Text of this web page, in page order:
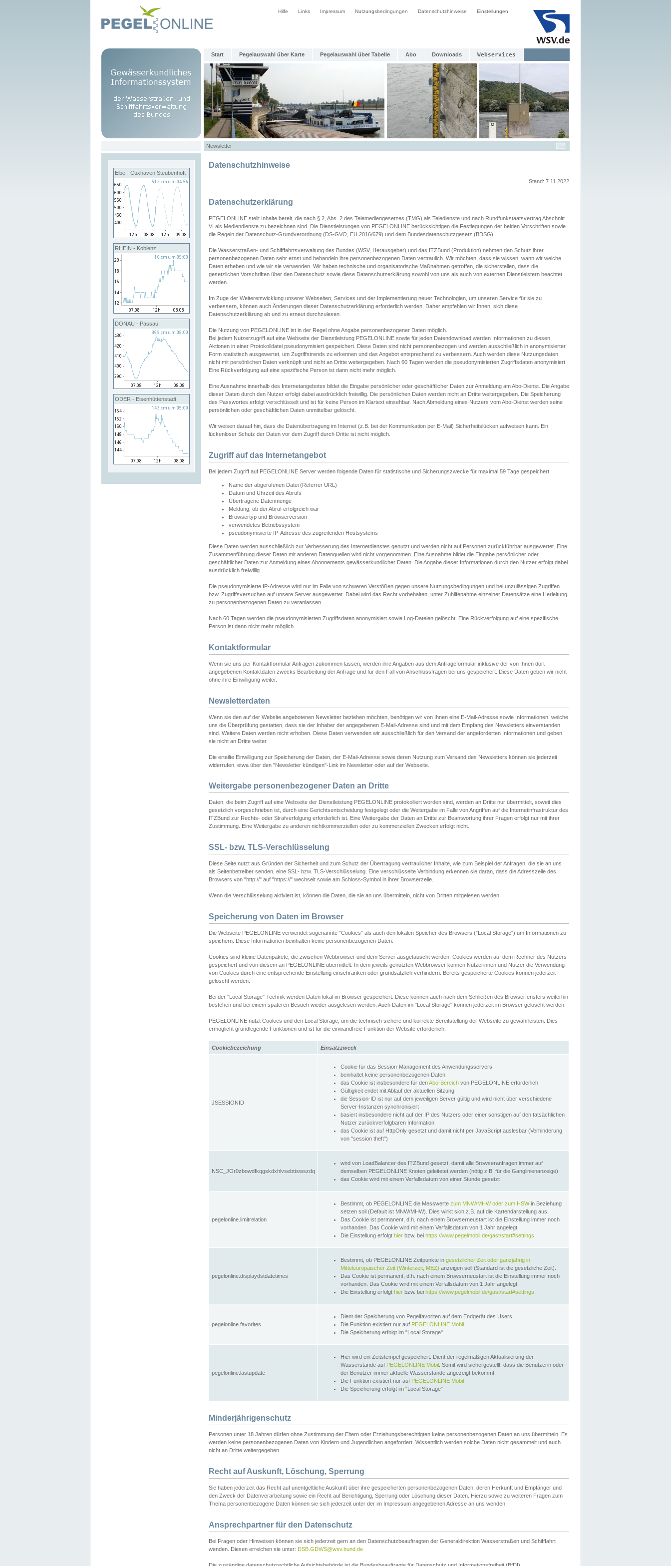
Hilfe Links Impressum Nutzungsbedingungen Datenschutzhinweise Einstellungen
Start Pegelauswahl über Karte Pegelauswahl über Tabelle Abo Downloads Webservices
Newsletter
Elbe - Cuxhaven Steubenhöft
RHEIN - Koblenz
DONAU - Passau
ODER - Eisenhüttenstadt
Datenschutzhinweise
Stand: 7.11.2022
Datenschutzerklärung
PEGELONLINE stellt Inhalte bereit, die nach § 2, Abs. 2 des Telemediengesetzes (TMG) als Teledienste und nach Rundfunkstaatsvertrag Abschnitt
VI als Mediendienste zu bezeichnen sind. Die Dienstleistungen von PEGELONLINE berücksichtigen die Festlegungen der beiden Vorschriften sowie
die Regeln der Datenschutz-Grundverordnung (DS-GVO, EU 2016/679) und dem Bundesdatenschutzgesetz (BDSG).
Die Wasserstraßen- und Schifffahrtsverwaltung des Bundes (WSV, Herausgeber) und das ITZBund (Produktion) nehmen den Schutz ihrer
personenbezogenen Daten sehr ernst und behandeln ihre personenbezogenen Daten vertraulich. Wir möchten, dass sie wissen, wann wir welche
Daten erheben und wie wir sie verwenden. Wir haben technische und organisatorische Maßnahmen getroffen, die sicherstellen, dass die
gesetzlichen Vorschriften über den Datenschutz sowie diese Datenschutzerklärung sowohl von uns als auch von externen Dienstleistern beachtet
werden.
Im Zuge der Weiterentwicklung unserer Webseiten, Services und der Implementierung neuer Technologien, um unseren Service für sie zu
verbessern, können auch Änderungen dieser Datenschutzerklärung erforderlich werden. Daher empfehlen wir Ihnen, sich diese
Datenschutzerklärung ab und zu erneut durchzulesen.
Die Nutzung von PEGELONLINE ist in der Regel ohne Angabe personenbezogener Daten möglich.
Bei jedem Nutzerzugriff auf eine Webseite der Dienstleistung PEGELONLINE sowie für jeden Datendownload werden Informationen zu diesen
Aktionen in einer Protokolldatei pseudonymisiert gespeichert. Diese Daten sind nicht personenbezogen und werden ausschließlich in anonymisierter
Form statistisch ausgewertet, um Zugriffstrends zu erkennen und das Angebot entsprechend zu verbessern. Auch werden diese Nutzungsdaten
nicht mit persönlichen Daten verknüpft und nicht an Dritte weitergegeben. Nach 60 Tagen werden die pseudonymisierten Zugriffsdaten anonymisiert.
Eine Rückverfolgung auf eine spezifische Person ist dann nicht mehr möglich.
Eine Ausnahme innerhalb des Internetangebotes bildet die Eingabe persönlicher oder geschäftlicher Daten zur Anmeldung am Abo-Dienst. Die Angabe
dieser Daten durch den Nutzer erfolgt dabei ausdrücklich freiwillig. Die persönlichen Daten werden nicht an Dritte weitergegeben. Die Speicherung
des Passwortes erfolgt verschlüsselt und ist für keine Person im Klartext einsehbar. Nach Abmeldung eines Nutzers vom Abo-Dienst werden seine
persönlichen oder geschäftlichen Daten unmittelbar gelöscht.
Wir weisen darauf hin, dass die Datenübertragung im Internet (z.B. bei der Kommunikation per E-Mail) Sicherheitslücken aufweisen kann. Ein
lückenloser Schutz der Daten vor dem Zugriff durch Dritte ist nicht möglich.
Zugriff auf das Internetangebot
Bei jedem Zugriff auf PEGELONLINE Server werden folgende Daten für statistische und Sicherungszwecke für maximal 59 Tage gespeichert:
Name der abgerufenen Datei (Referrer URL)
Datum und Uhrzeit des Abrufs
Übertragene Datenmenge
Meldung, ob der Abruf erfolgreich war
Browsertyp und Browserversion
verwendetes Betriebssystem
pseudonymisierte IP-Adresse des zugreifenden Hostsystems
Diese Daten werden ausschließlich zur Verbesserung des Internetdienstes genutzt und werden nicht auf Personen zurückführbar ausgewertet. Eine
Zusammenführung dieser Daten mit anderen Datenquellen wird nicht vorgenommen. Eine Ausnahme bildet die Eingabe persönlicher oder
geschäftlicher Daten zur Anmeldung eines Abonnements gewässerkundlicher Daten. Die Angabe dieser Informationen durch den Nutzer erfolgt dabei
ausdrücklich freiwillig.
Die pseudonymisierte IP-Adresse wird nur im Falle von schweren Verstößen gegen unsere Nutzungsbedingungen und bei unzulässigen Zugriffen
bzw. Zugriffsversuchen auf unsere Server ausgewertet. Dabei wird das Recht vorbehalten, unter Zuhilfenahme einzelner Datensätze eine Herleitung
zu personenbezogenen Daten zu veranlassen.
Nach 60 Tagen werden die pseudonymisierten Zugriffsdaten anonymisiert sowie Log-Dateien gelöscht. Eine Rückverfolgung auf eine spezifische
Person ist dann nicht mehr möglich.
Kontaktformular
Wenn sie uns per Kontaktformular Anfragen zukommen lassen, werden ihre Angaben aus dem Anfrageformular inklusive der von Ihnen dort
angegebenen Kontaktdaten zwecks Bearbeitung der Anfrage und für den Fall von Anschlussfragen bei uns gespeichert. Diese Daten geben wir nicht
ohne ihre Einwilligung weiter.
Newsletterdaten
Wenn sie den auf der Website angebotenen Newsletter beziehen möchten, benötigen wir von Ihnen eine E-Mail-Adresse sowie Informationen, welche
uns die Überprüfung gestatten, dass sie der Inhaber der angegebenen E-Mail-Adresse sind und mit dem Empfang des Newsletters einverstanden
sind. Weitere Daten werden nicht erhoben. Diese Daten verwenden wir ausschließlich für den Versand der angeforderten Informationen und geben
sie nicht an Dritte weiter.
Die erteilte Einwilligung zur Speicherung der Daten, der E-Mail-Adresse sowie deren Nutzung zum Versand des Newsletters können sie jederzeit
widerrufen, etwa über den "Newsletter kündigen"-Link im Newsletter oder auf der Webseite.
Weitergabe personenbezogener Daten an Dritte
Daten, die beim Zugriff auf eine Webseite der Dienstleistung PEGELONLINE protokolliert worden sind, werden an Dritte nur übermittelt, soweit dies
gesetzlich vorgeschrieben ist, durch eine Gerichtsentscheidung festgelegt oder die Weitergabe im Falle von Angriffen auf die Internetinfrastruktur des
ITZBund zur Rechts- oder Strafverfolgung erforderlich ist. Eine Weitergabe der Daten an Dritte zur Beantwortung ihrer Fragen erfolgt nur mit ihrer
Zustimmung. Eine Weitergabe zu anderen nichtkommerziellen oder zu kommerziellen Zwecken erfolgt nicht.
SSL- bzw. TLS-Verschlüsselung
Diese Seite nutzt aus Gründen der Sicherheit und zum Schutz der Übertragung vertraulicher Inhalte, wie zum Beispiel der Anfragen, die sie an uns
als Seitenbetreiber senden, eine SSL- bzw. TLS-Verschlüsselung. Eine verschlüsselte Verbindung erkennen sie daran, dass die Adresszeile des
Browsers von "http://" auf "https://" wechselt sowie am Schloss-Symbol in ihrer Browserzeile.
Wenn die Verschlüsselung aktiviert ist, können die Daten, die sie an uns übermitteln, nicht von Dritten mitgelesen werden.
Speicherung von Daten im Browser
Die Webseite PEGELONLINE verwendet sogenannte "Cookies" als auch den lokalen Speicher des Browsers ("Local Storage") um Informationen zu
speichern. Diese Informationen beinhalten keine personenbezogenen Daten.
Cookies sind kleine Datenpakete, die zwischen Webbrowser und dem Server ausgetauscht werden. Cookies werden auf dem Rechner des Nutzers
gespeichert und von diesem an PEGELONLINE übermittelt. In dem jeweils genutzten Webbrowser können Nutzerinnen und Nutzer die Verwendung
von Cookies durch eine entsprechende Einstellung einschränken oder grundsätzlich verhindern. Bereits gespeicherte Cookies können jederzeit
gelöscht werden.
Bei der "Local Storage" Technik werden Daten lokal im Browser gespeichert. Diese können auch nach dem Schließen des Browserfensters weiterhin
bestehen und bei einem späteren Besuch wieder ausgelesen werden. Auch Daten im "Local Storage" können jederzeit im Browser gelöscht werden.
PEGELONLINE nutzt Cookies und den Local Storage, um die technisch sichere und korrekte Bereitstellung der Webseite zu gewährleisten. Dies
ermöglicht grundlegende Funktionen und ist für die einwandfreie Funktion der Website erforderlich.
Cookiebezeichung Einsatzzweck
JSESSIONID
Cookie für das Session-Management des Anwendungsservers
beinhaltet keine personenbezogenen Daten
das Cookie ist insbesondere für denAbo-Bereich von PEGELONLINE erforderlich
Gültigkeit endet mit Ablauf der aktuellen Sitzung
die Session-ID ist nur auf dem jeweiligen Server gültig und wird nicht über verschiedene
Server-Instanzen synchronisiert
basiert insbesondere nicht auf der IP des Nutzers oder einer sonstigen auf den tatsächlichen
Nutzer zurückverfolgbaren Information
das Cookie ist auf HttpOnly gesetzt und damit nicht per JavaScript auslesbar (Verhinderung
von "session theft")
NSC_JOr0zbowdfkqgskdxhlvsebttswszdq
wird von LoadBalancer des ITZBund gesetzt, damit alle Browseranfragen immer auf
demselben PEGELONLINE Knoten geleitetet werden (nötig z.B. für die Ganglinienanzeige)
das Cookie wird mit einem Verfallsdatum von einer Stunde gesetzt
pegelonline.limitrelation
Bestimmt, ob PEGELONLINE die Messwerte zum MNW/MHW oder zum HSWin Beziehung
setzen soll (Default ist MNW/MHW). Dies wirkt sich z.B. auf die Kartendarstellung aus.
Das Cookie ist permanent, d.h. nach einem Browserneustart ist die Einstellung immer noch
vorhanden. Das Cookie wird mit einem Verfallsdatum von 1 Jahr angelegt.
Die Einstellung erfolgt hier bzw. bei https://www.pegelmobil.de/gast/start#settings
pegelonline.displaydstdatetimes
Bestimmt, ob PEGELONLINE Zeitpunkte in gesetzlicher Zeit oder ganzjährig in
Mitteleuropäischer Zeit (Winterzeit, MEZ) anzeigen soll (Standard ist die gesetzliche Zeit).
Das Cookie ist permanent, d.h. nach einem Browserneustart ist die Einstellung immer noch
vorhanden. Das Cookie wird mit einem Verfallsdatum von 1 Jahr angelegt.
Die Einstellung erfolgt hier bzw. bei https://www.pegelmobil.de/gast/start#settings
pegelonline.favorites
Dient der Speicherung von Pegelfavoriten auf dem Endgerät des Users
Die Funktion existiert nur auf PEGELONLINE Mobil
Die Speicherung erfolgt im "Local Storage"
pegelonline.lastupdate
Hier wird ein Zeitstempel gespeichert. Dient der regelmäßigen Aktualisierung der
Wasserstände auf PEGELONLINE Mobil . Somit wird sichergestellt, dass die Benutzerin oder
der Benutzer immer aktuelle Wasserstände angezeigt bekommt.
Die Funktion existiert nur auf PEGELONLINE Mobil
Die Speicherung erfolgt im "Local Storage"
Minderjährigenschutz
Personen unter 18 Jahren dürfen ohne Zustimmung der Eltern oder Erziehungsberechtigten keine personenbezogenen Daten an uns übermitteln. Es
werden keine personenbezogenen Daten von Kindern und Jugendlichen angefordert. Wissentlich werden solche Daten nicht gesammelt und auch
nicht an Dritte weitergegeben.
Recht auf Auskunft, Löschung, Sperrung
Sie haben jederzeit das Recht auf unentgeltliche Auskunft über ihre gespeicherten personenbezogenen Daten, deren Herkunft und Empfänger und
den Zweck der Datenverarbeitung sowie ein Recht auf Berichtigung, Sperrung oder Löschung dieser Daten. Hierzu sowie zu weiteren Fragen zum
Thema personenbezogene Daten können sie sich jederzeit unter der im Impressum angegebenen Adresse an uns wenden.
Ansprechpartner für den Datenschutz
Bei Fragen oder Hinweisen können sie sich jederzeit gern an den Datenschutzbeauftragten der Generaldirektion Wasserstraßen und Schifffahrt
wenden. Diesen erreichen sie unter: DSB.GDWS@wsv.bund.de